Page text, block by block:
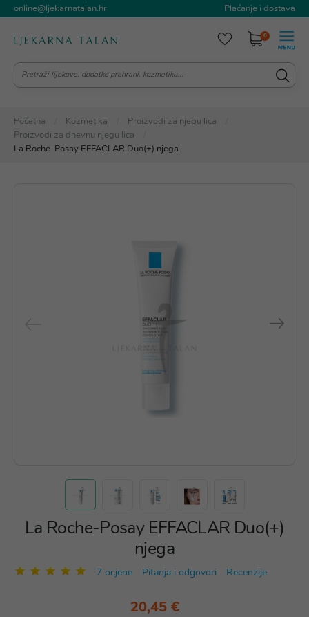
online@ljekarnatalan.hr Plaćanje i dostava
0
Početna Kozmetika
Proizvodi za njegu lica
Proizvodi za dnevnu njegu lica
La Roche-Posay EFFACLAR Duo(+) njega
La Roche-Posay EFFACLAR Duo(+)
njega
7 ocjene Pitanja i odgovori Recenzije
20,45 €